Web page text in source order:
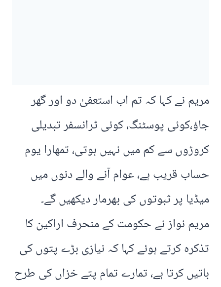
مریم نے کہا کہ تم اب استعفیٰ دو اور گھر
جاؤ،کوئی پوسٹنگ، کوئی ٹرانسفر تبدیلی
کروڑوں سے کم میں نہیں ہوتی، تمھارا یوم
حساب قریب ہے، عوام آنے والے دنوں میں
میڈیا پر ثبوتوں کی بھرمار دیکھیں گے۔
مریم نواز نے حکومت کے منحرف اراکین کا
تذکرہ کرتے ہوئے کہا کہ نیازی بڑے پتوں کی
باتیں کرتا ہے، تمارے تمام پتے خزاں کی طرح